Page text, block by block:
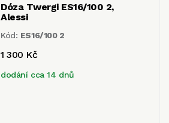
Dóza Twergi ES16/100 2,
Alessi
Kód: ES16/100 2
1 300 Kč
dodání cca 14 dnů